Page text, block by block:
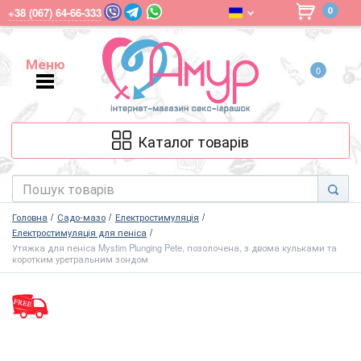
+38 (067) 64-66-333 0
Меню
Меню
0
Каталог товарів
Головна Садо-мазо
Електростимуляція
Електростимуляція для пеніса
Утяжка для пеніса Mystim Plunging Pete, позолочена, з двома кульками та
коротким уретральним зондом